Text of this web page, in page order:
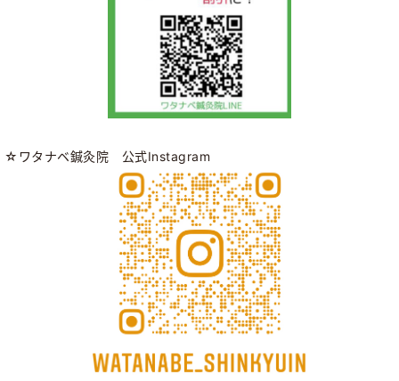
☆ワタナベ鍼灸院 公式Instagram